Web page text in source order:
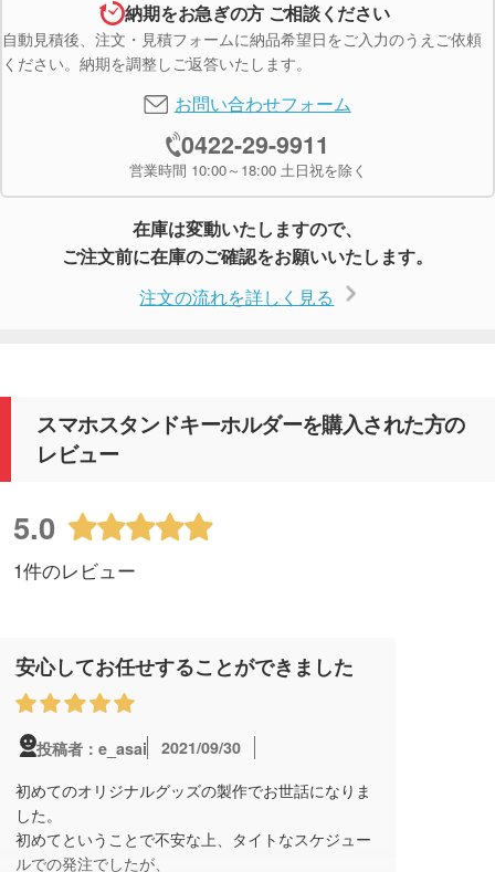
納期をお急ぎの方 ご相談ください
自動見積後、注文・見積フォームに納品希望日をご入力のうえご依頼
ください。納期を調整しご返答いたします。
お問い合わせフォーム
0422-29-9911
営業時間 10:00～18:00 土日祝を除く
在庫は変動いたしますので、
ご注文前に在庫のご確認をお願いいたします。
注文の流れを詳しく見る
スマホスタンドキーホルダーを購入された方の
レビュー
5.0
1件のレビュー
安心してお任せすることができました
投稿者：e_asai
2021/09/30
初めてのオリジナルグッズの製作でお世話になりま
した。
初めてということで不安な上、タイトなスケジュー
ルでの発注でしたが、